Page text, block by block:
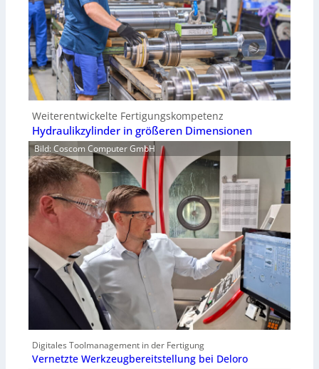
Weiterentwickelte Fertigungskompetenz
Hydraulikzylinder in größeren Dimensionen
Bild: Coscom Computer GmbH
Digitales Toolmanagement in der Fertigung
Vernetzte Werkzeugbereitstellung bei Deloro